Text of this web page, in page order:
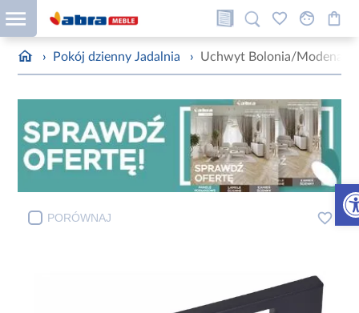
› Pokój dzienny Jadalnia › Uchwyt Bolonia/Modena
PORÓWNAJ